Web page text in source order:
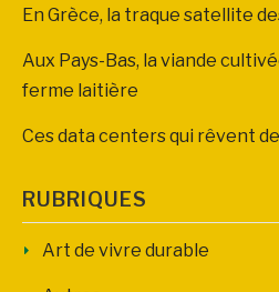
En Grèce, la traque satellite
Aux Pays-Bas, la viande
ferme laitière
Ces data centers qui rêvent
RUBRIQUES
Art de vivre durable